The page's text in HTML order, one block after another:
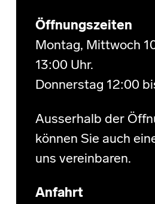
Öffnungszeiten
Montag, Mittwoch
13:00 Uhr.
Donnerstag 12:00
Ausserhalb der
können Sie auch
uns vereinbaren.
Anfahrt